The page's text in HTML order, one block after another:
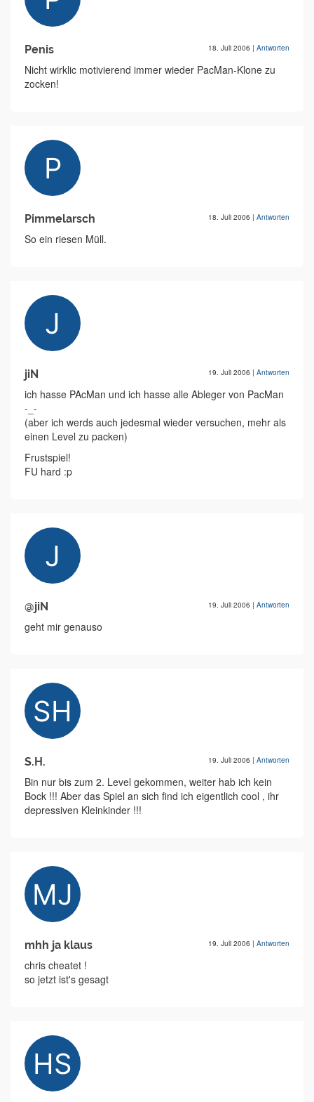
Penis 18. Juli 2006 | Antworten
Nicht wirklic motivierend immer wieder PacMan-Klone zu
zocken!
Pimmelarsch 18. Juli 2006 | Antworten
So ein riesen Müll.
jiN 19. Juli 2006 | Antworten
ich hasse PAcMan und ich hasse alle Ableger von PacMan
-_-
(aber ich werds auch jedesmal wieder versuchen, mehr als
einen Level zu packen)
Frustspiel!
FU hard :p
@jiN 19. Juli 2006 | Antworten
geht mir genauso
S.H. 19. Juli 2006 | Antworten
Bin nur bis zum 2. Level gekommen, weiter hab ich kein
Bock !!! Aber das Spiel an sich find ich eigentlich cool , ihr
depressiven Kleinkinder !!!
mhh ja klaus 19. Juli 2006 | Antworten
chris cheatet !
so jetzt ist's gesagt